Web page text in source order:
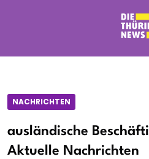
NACHRICHTEN
ausländische
Aktuelle Nachrichten